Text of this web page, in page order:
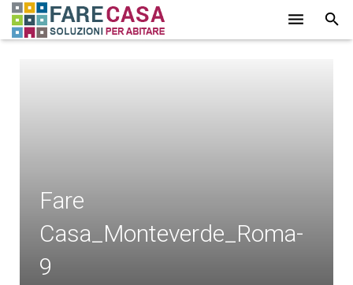
PROMOZIONI
PARTNER
CONTATTI
Fare
Casa_Monteverde_Roma-
9